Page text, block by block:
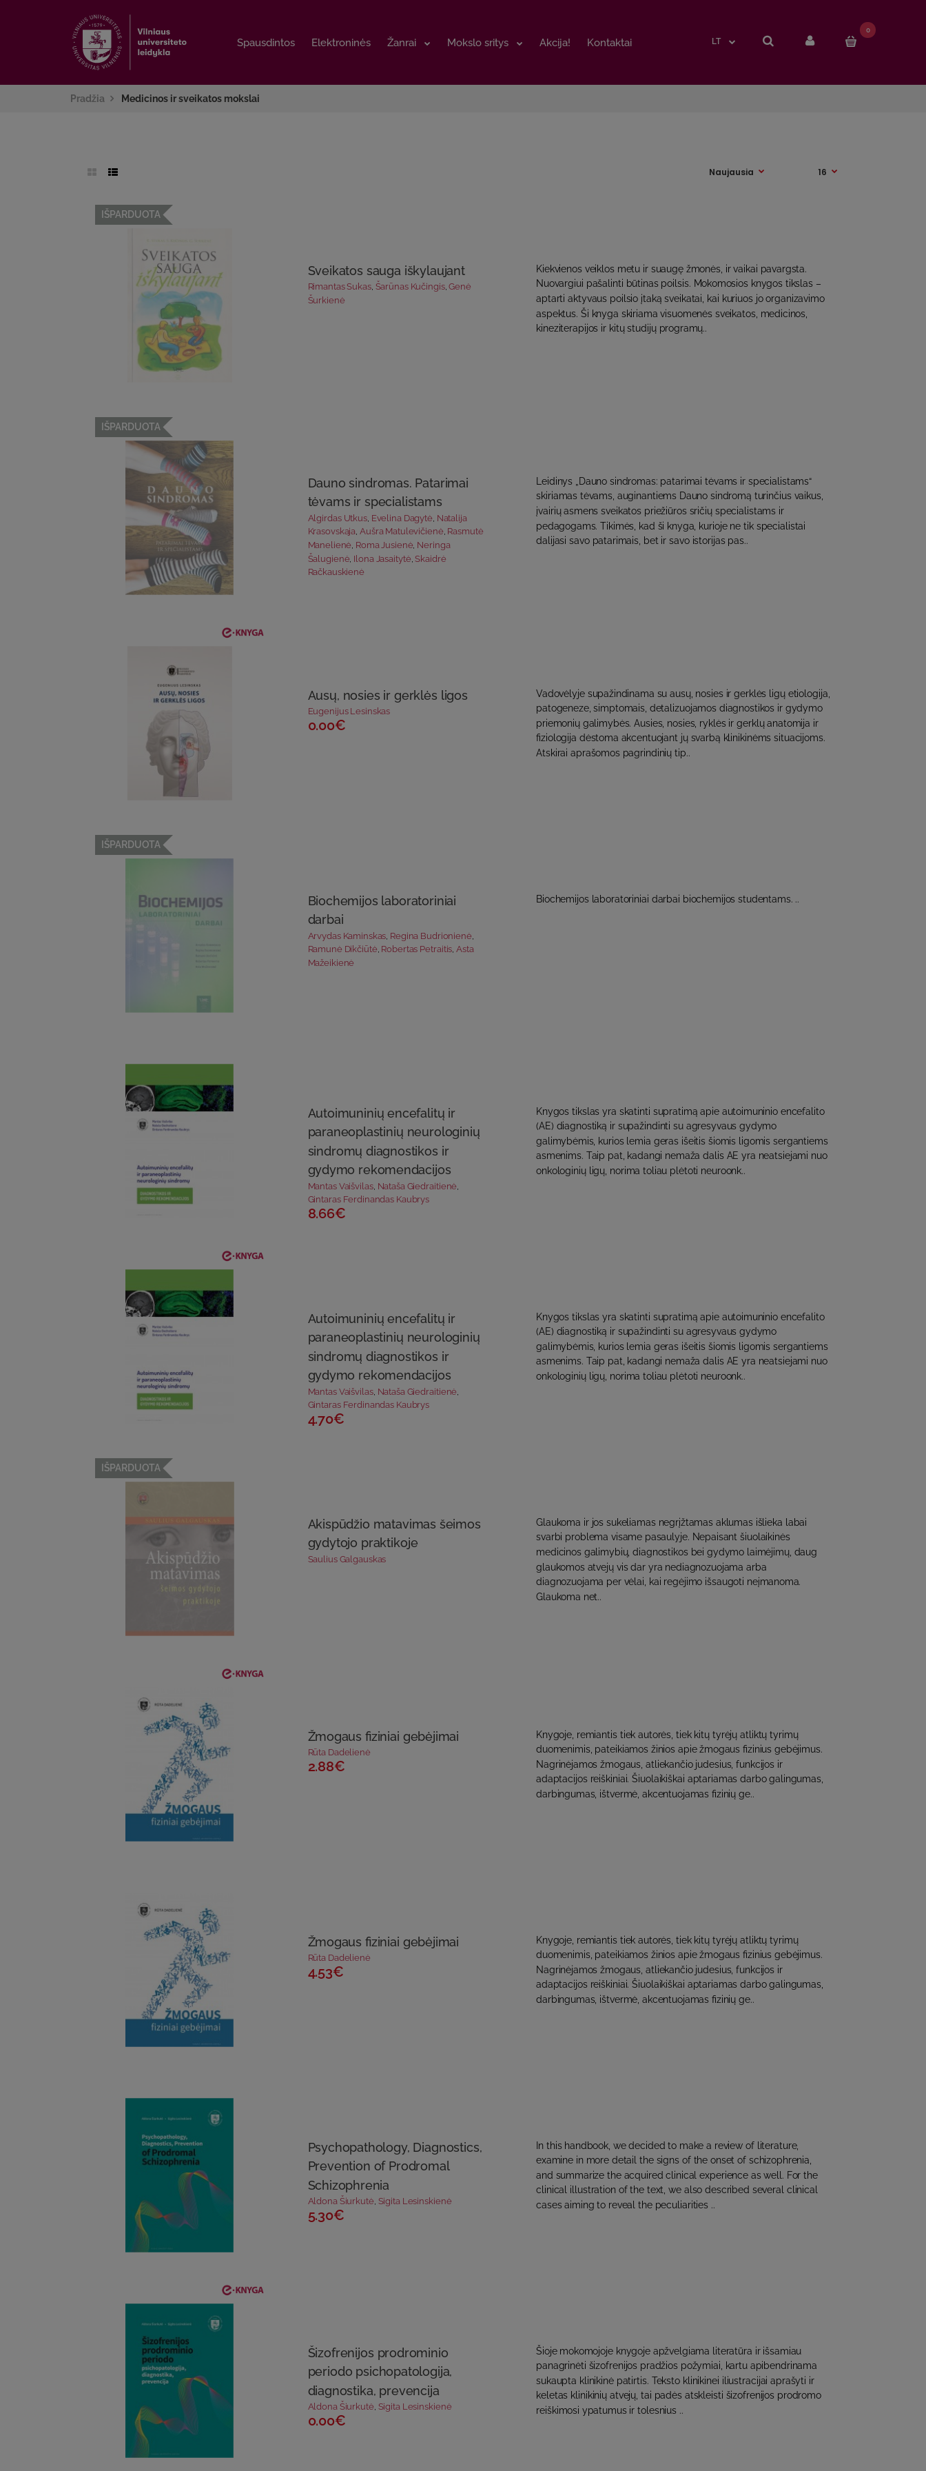
Spausdintos Elektroninės Žanrai Mokslo sritys Akcija! Kontaktai LT
0
Spausdintos Elektroninės Žanrai Mokslo sritys Akcija! Kontaktai LT
0
Pradžia Medicinos ir sveikatos mokslai
IŠPARDUOTA
Sveikatos sauga iškylaujant
Rimantas Sukas, Šarūnas Kučingis,Genė
Šurkienė
Kiekvienos veiklos metu ir suaugę žmonės, ir vaikai pavargsta.
Nuovargiui pašalinti būtinas poilsis. Mokomosios knygos tikslas –
aptarti aktyvaus poilsio įtaką sveikatai, kai kuriuos jo organizavimo
aspektus. Ši knyga skiriama visuomenės sveikatos, medicinos,
kineziterapijos ir kitų studijų programų..
IŠPARDUOTA
Dauno sindromas. Patarimai
tėvams ir specialistams
Algirdas Utkus, Evelina Dagytė Natalija
Krasovskaja,Aušra Matulevičienė, Rasmutė
Manelienė, Roma Jusienė, Neringa
Šalugienė Ilona Jasaitytė ,Skaidrė
Račkauskienė
Leidinys „Dauno sindromas: patarimai tėvams ir specialistams“
skiriamas tėvams, auginantiems Dauno sindromą turinčius vaikus,
įvairių asmens sveikatos priežiūros sričių specialistams ir
pedagogams. Tikimės, kad ši knyga, kurioje ne tik specialistai
dalijasi savo patarimais, bet ir savo istorijas pas..
Ausų, nosies ir gerklės ligos
Eugenijus Lesinskas
0.00€
Vadovėlyje supažindinama su ausų, nosies ir gerklės ligų etiologija,
patogeneze, simptomais, detalizuojamos diagnostikos ir gydymo
priemonių galimybės. Ausies, nosies, ryklės ir gerklų anatomija ir
fiziologija dėstoma akcentuojant jų svarbą klinikinėms situacijoms.
Atskirai aprašomos pagrindinių tip..
IŠPARDUOTA
Biochemijos laboratoriniai
darbai
Arvydas Kaminskas Regina Budrionienė
Ramunė Dikčiūtė, Robertas Petraitis,Asta
Mažeikienė
Biochemijos laboratoriniai darbai biochemijos studentams. ..
Autoimuninių encefalitų ir
paraneoplastinių neurologinių
sindromų diagnostikos ir
gydymo rekomendacijos
Mantas Vaišvilas, Nataša Giedraitienė
Gintaras Ferdinandas Kaubrys
8.66€
Knygos tikslas yra skatinti supratimą apie autoimuninio encefalito
(AE) diagnostiką ir supažindinti su agresyvaus gydymo
galimybėmis, kurios lemia geras išeitis šiomis ligomis sergantiems
asmenims. Taip pat, kadangi nemaža dalis AE yra neatsiejami nuo
onkologinių ligų, norima toliau plėtoti neuroonk..
Autoimuninių encefalitų ir
paraneoplastinių neurologinių
sindromų diagnostikos ir
gydymo rekomendacijos
Mantas Vaišvilas, Nataša Giedraitienė
Gintaras Ferdinandas Kaubrys
4.70€
Knygos tikslas yra skatinti supratimą apie autoimuninio encefalito
(AE) diagnostiką ir supažindinti su agresyvaus gydymo
galimybėmis, kurios lemia geras išeitis šiomis ligomis sergantiems
asmenims. Taip pat, kadangi nemaža dalis AE yra neatsiejami nuo
onkologinių ligų, norima toliau plėtoti neuroonk..
IŠPARDUOTA
Akispūdžio matavimas šeimos
gydytojo praktikoje
Saulius Galgauskas
Glaukoma ir jos sukeliamas negrįžtamas aklumas išlieka labai
svarbi problema visame pasaulyje. Nepaisant šiuolaikinės
medicinos galimybių, diagnostikos bei gydymo laimėjimų, daug
glaukomos atvejų vis dar yra nediagnozuojama arba
diagnozuojama per vėlai, kai regėjimo išsaugoti neįmanoma.
Glaukoma net..
Žmogaus fiziniai gebėjimai
Rūta Dadelienė
2.88€
Knygoje, remiantis tiek autorės, tiek kitų tyrėjų atliktų tyrimų
duomenimis, pateikiamos žinios apie žmogaus fizinius gebėjimus.
Nagrinėjamos žmogaus, atliekančio judesius, funkcijos ir
adaptacijos reiškiniai. Šiuolaikiškai aptariamas darbo galingumas,
darbingumas, ištvermė, akcentuojamas fizinių ge..
Žmogaus fiziniai gebėjimai
Rūta Dadelienė
4.53€
Knygoje, remiantis tiek autorės, tiek kitų tyrėjų atliktų tyrimų
duomenimis, pateikiamos žinios apie žmogaus fizinius gebėjimus.
Nagrinėjamos žmogaus, atliekančio judesius, funkcijos ir
adaptacijos reiškiniai. Šiuolaikiškai aptariamas darbo galingumas,
darbingumas, ištvermė, akcentuojamas fizinių ge..
Psychopathology, Diagnostics,
Prevention of Prodromal
Schizophrenia
Aldona Šiurkutė, Sigita Lesinskienė
5.30€
In this handbook, we decided to make a review of literature,
examine in more detail the signs of the onset of schizophrenia,
and summarize the acquired clinical experience as well. For the
clinical illustration of the text, we also described several clinical
cases aiming to reveal the peculiarities ..
Šizofrenijos prodrominio
periodo psichopatologija,
diagnostika, prevencija
Aldona Šiurkutė, Sigita Lesinskienė
0.00€
Šioje mokomojoje knygoje apžvelgiama literatūra ir išsamiau
panagrinėti šizofrenijos pradžios požymiai, kartu apibendrinama
sukaupta klinikinė patirtis. Teksto klinikinei iliustracijai aprašyti ir
keletas klinikinių atvejų, tai padės atskleisti šizofrenijos prodromo
reiškimosi ypatumus ir tolesnius ..